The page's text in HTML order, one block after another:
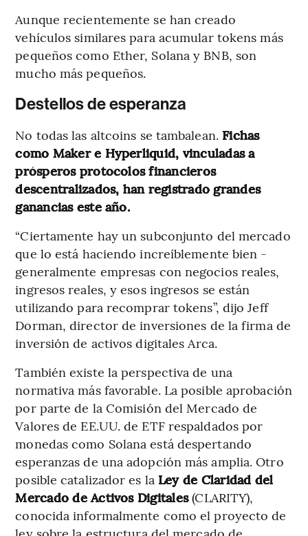
Aunque recientemente se han creado
vehículos similares para acumular tokens más
pequeños como Ether, Solana y BNB, son
mucho más pequeños.
Destellos de esperanza
No todas las altcoins se tambalean.Fichas
como Maker e Hyperliquid, vinculadas a
prósperos protocolos financieros
descentralizados, han registrado grandes
ganancias este año.
“Ciertamente hay un subconjunto del mercado
que lo está haciendo increíblemente bien -
generalmente empresas con negocios reales,
ingresos reales, y esos ingresos se están
utilizando para recomprar tokens”, dijo Jeff
Dorman, director de inversiones de la firma de
inversión de activos digitales Arca.
También existe la perspectiva de una
normativa más favorable. La posible aprobación
por parte de la Comisión del Mercado de
Valores de EE.UU. de ETF respaldados por
monedas como Solana está despertando
esperanzas de una adopción más amplia. Otro
posible catalizador es la Ley de Claridad del
Mercado de Activos Digitales(CLARITY),
conocida informalmente como el proyecto de